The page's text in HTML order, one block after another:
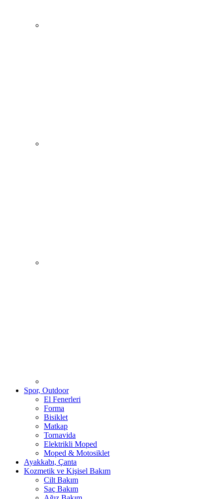
Spor, Outdoor
El Fenerleri
Forma
Bisiklet
Matkap
Tornavida
Elektrikli Moped
Moped & Motosiklet
Ayakkabı, Çanta
Kozmetik ve Kişisel Bakım
Cilt Bakım
Saç Bakım